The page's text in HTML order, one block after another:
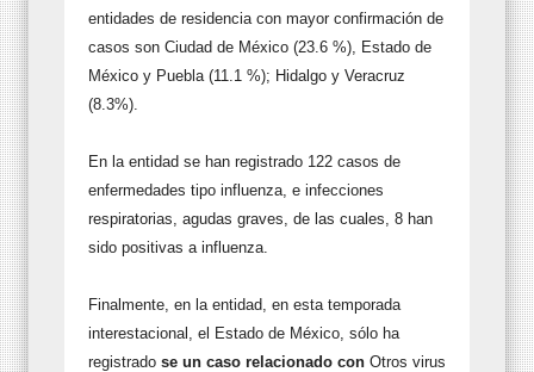
entidades de residencia con mayor confirmación de
casos son Ciudad de México (23.6 %), Estado de
México y Puebla (11.1 %); Hidalgo y Veracruz
(8.3%).
En la entidad se han registrado 122 casos de
enfermedades tipo influenza, e infecciones
respiratorias, agudas graves, de las cuales, 8 han
sido positivas a influenza.
Finalmente, en la entidad, en esta temporada
interestacional, el Estado de México, sólo ha
registrado se un caso relacionado con Otros virus